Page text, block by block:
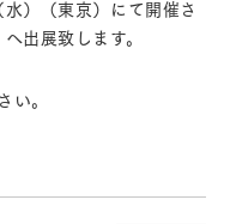
）（東京）にて開催さ
へ出展致します。
い。